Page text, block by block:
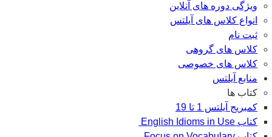
ویژگی دوره های آنلاین
انواع کلاس های آیلتس
ثبت نام
کلاس های گروهی
کلاس های خصوصی
منابع آیلتس
کتاب ها
کمبریج آیلتس 1 تا 19
کتاب English Idioms in Use